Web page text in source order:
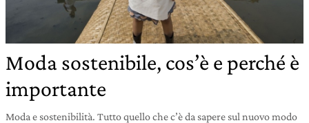
Moda sostenibile, cos’è e perché è
importante
Moda e sostenibilità. Tutto quello che c’è da sapere sul nuovo modo